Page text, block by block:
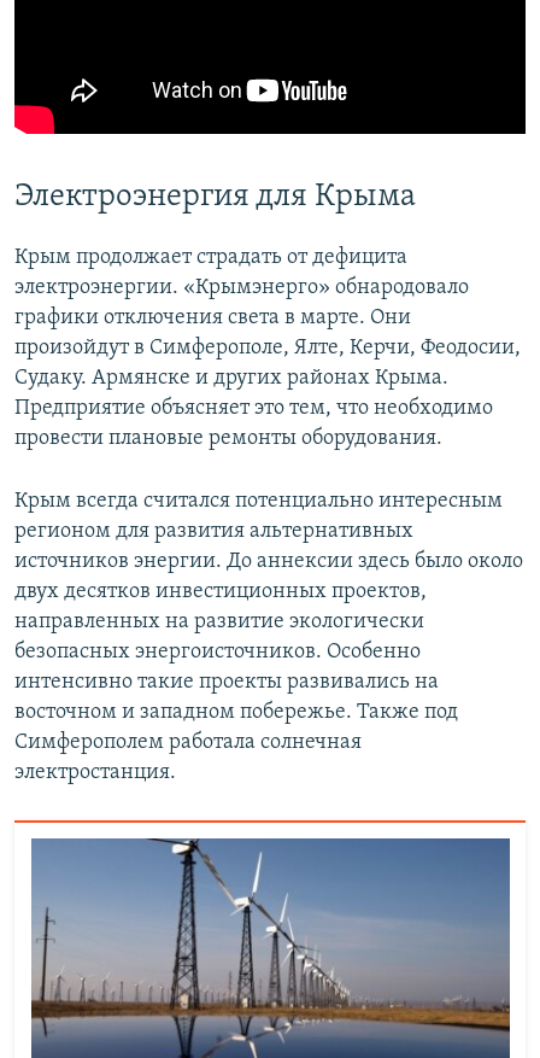
Электроэнергия для Крыма
Крым продолжает страдать от дефицита
электроэнергии. «Крымэнерго» обнародовало
графики отключения света в марте. Они
произойдут в Симферополе, Ялте, Керчи, Феодосии,
Судаку. Армянске и других районах Крыма.
Предприятие объясняет это тем, что необходимо
провести плановые ремонты оборудования.
Крым всегда считался потенциально интересным
регионом для развития альтернативных
источников энергии. До аннексии здесь было около
двух десятков инвестиционных проектов,
направленных на развитие экологически
безопасных энергоисточников. Особенно
интенсивно такие проекты развивались на
восточном и западном побережье. Также под
Симферополем работала солнечная
электростанция.